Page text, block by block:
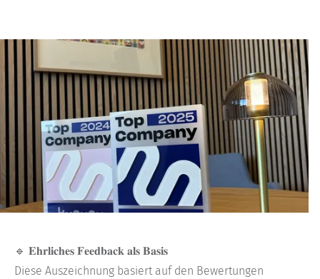
🔹 𝐄𝐡𝐫𝐥𝐢𝐜𝐡𝐞𝐬 𝐅𝐞𝐞𝐝𝐛𝐚𝐜𝐤 𝐚𝐥𝐬 𝐁𝐚𝐬𝐢𝐬
Diese Auszeichnung basiert auf den Bewertungen